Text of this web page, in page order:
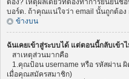
ต้อง? เหตุผลเดียวที่ต้องทำการยืนยัน
บอร์ด. ถ้าคุณแน่ใจว่า email นั้นถูกต้อ
ข้างบน
ฉันเคยเข้าสู่ระบบได้ แต่ตอนนี้กลับเข้า
สาเหตุส่วนมากคือ
1.คุณป้อน username หรือ รหัสผ่าน
เมื่อคุณสมัครสมาชิก)